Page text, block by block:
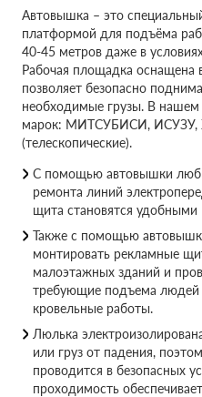
Автовышка – это
платформой для подъёма
40-45 метров даже в
Рабочая площадка оснащена
позволяет безопасно
необходимые грузы. В нашем
марок: МИТСУБИСИ,
(телескопические).
С помощью автовышки
ремонта линий
щита становятся
Также с помощью
монтировать рекламные
малоэтажных зданий и
требующие подъема людей
кровельные работы.
Люлька
или груз от падения,
проводится в безопасных
проходимость